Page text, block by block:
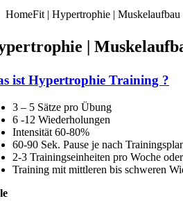
HomeFit | Hypertrophie | Muskelaufbau
|
ist Hypertrophie Training ?
3 – 5 Sätze pro Übung
6 -12 Wiederholungen
Intensität 60-80%
60-90 Sek. Pause je nach
2-3 Trainingseinheiten pro Woche
Training mit mittleren bis schweren